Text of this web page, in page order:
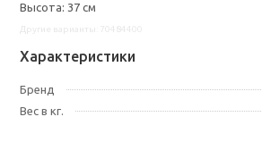
Высота: 37 см
Характеристики
Бренд
Вес в кг.